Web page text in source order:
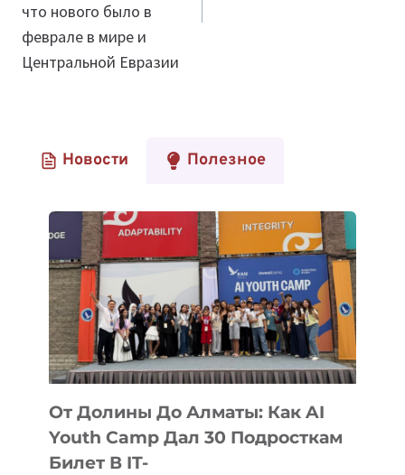
что нового было в
феврале в мире и
Центральной Евразии
Новости Полезное
От Долины До Алматы: Как AI
Youth Camp Дал 30 Подросткам
Билет В IT-